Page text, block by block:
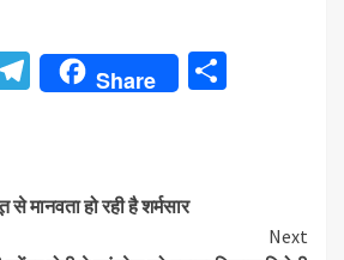
Telegram
Share
मानवता हो रही है शर्मसार
Next